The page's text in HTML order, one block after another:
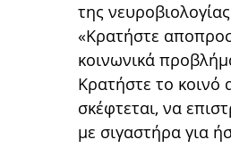
της
«Κρατήστε
κοινωνικά
Κρατήστε το
σκέφτεται, να
με σιγαστήρα για